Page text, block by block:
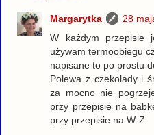
Margarytka
28
W każdym przepisie
używam termoobiegu
napisane to po prostu
Polewa z czekolady i
za mocno nie
przy przepisie na
przy przepisie na W-Z.